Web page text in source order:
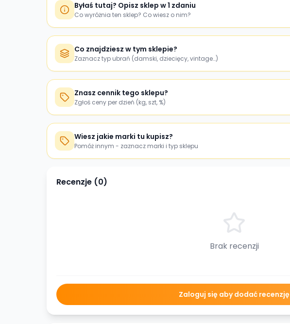
Byłaś tutaj? Opisz sklep w 1 zdaniu
Co wyróżnia ten sklep? Co wiesz o nim?
Co znajdziesz w tym sklepie?
Zaznacz typ ubrań (damski, dziecięcy, vintage…)
Znasz cennik tego sklepu?
Zgłoś ceny per dzień (kg, szt, %)
Wiesz jakie marki tu kupisz?
Pomóż innym - zaznacz marki i typ sklepu
Recenzje (0)
Brak recenzji
Zaloguj się aby dodać recenzję